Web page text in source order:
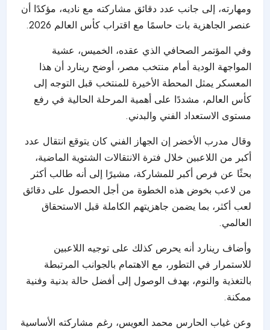
ومهارته، إلى جانب عدد دقائق مشاركته مع ناديه، مؤكدًا أن
عنصر الجاهزية بات حاسمًا مع اقتراب كأس العالم 2026.
وفي المؤتمر الصحافي الذي عقده، الخميس، عشية
المواجهة الودية أمام منتخب مصر، أوضح رينارد أن هذا
المعسكر يمثل المحطة الأخيرة للمنتخب قبل التوجه إلى
كأس العالم، مشددًا على أهمية المرحلة الحالية في رفع
مستوى الاستعداد الفني والبدني.
وقال مدرب الأخضر إن الجهاز الفني كان يتوقع انتقال عدد
أكبر من اللاعبين خلال فترة الانتقالات الشتوية الماضية،
بحثًا عن فرص أكبر للمشاركة، مشيرًا إلى أنه طالب أكثر
من لاعب بخوض هذه الخطوة من أجل الحصول على دقائق
لعب أكثر، بما يضمن جاهزيتهم الكاملة قبل الاستحقاق
العالمي.
وأضاف رينارد أنه يحرص كذلك على توجيه اللاعبين
للاستمرار في التطور، مع الاهتمام بالجوانب المرتبطة
بالتغذية والنوم، بهدف الوصول إلى أفضل حالة بدنية وفنية
ممكنة.
وعن غياب الحارس محمد العويس، رغم مشاركته الأساسية